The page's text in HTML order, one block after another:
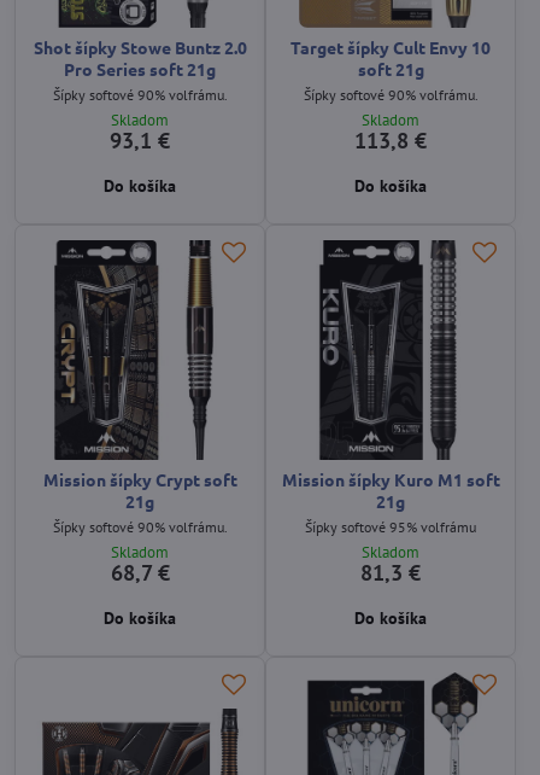
Shot šípky Stowe Buntz 2.0
Pro Series soft 21g
Šípky softové 90% volfrámu.
Skladom
93,1 €
Do košíka
Target šípky Cult Envy 10
soft 21g
Šípky softové 90% volfrámu.
Skladom
113,8 €
Do košíka
Mission šípky Crypt soft
21g
Šípky softové 90% volfrámu.
Skladom
68,7 €
Do košíka
Mission šípky Kuro M1 soft
21g
Šípky softové 95% volfrámu
Skladom
81,3 €
Do košíka